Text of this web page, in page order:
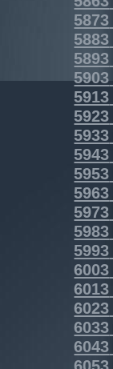
5873
5883
5893
5903
5913
5923
5933
5943
5953
5963
5973
5983
5993
6003
6013
6023
6033
6043